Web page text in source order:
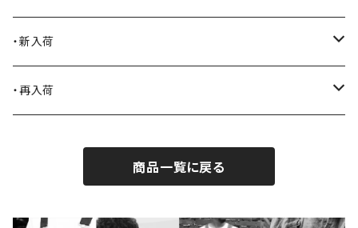
Blundstone
BLACK JACK BOOTS
BY ROBERT JAMES
食品
ライター
・新入荷
2026.7.31
・再入荷
商品一覧に戻る